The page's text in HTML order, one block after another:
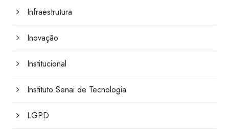
Infraestrutura
Inovação
Institucional
Instituto Senai de Tecnologia
LGPD